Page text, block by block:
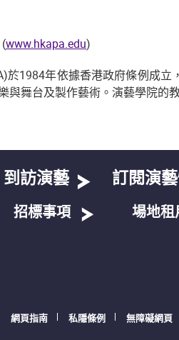
(www.hkapa.edu)
於1984年依據香港政府條例成
與舞台及製作藝術。演藝學院的
到訪演藝 訂閱演
招標事項 場地租
網頁指南 私隱條例 無障礙網頁